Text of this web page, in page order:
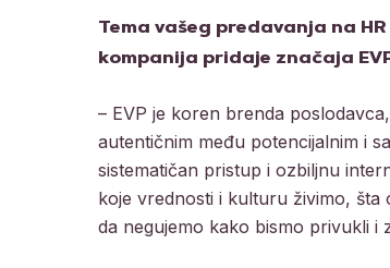
Tema vašeg predavanja na
kompanija pridaje značaja
– EVP je koren brenda
autentičnim među potencijalnim i
sistematičan pristup i ozbiljnu
koje vrednosti i kulturu živimo,
da negujemo kako bismo privukli i